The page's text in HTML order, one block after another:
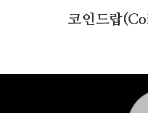
코인드랍